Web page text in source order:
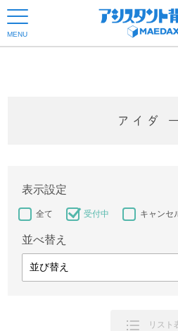
MENU
アイダ
表示設定
全て 受付中 キャンセ
並べ替え
リスト